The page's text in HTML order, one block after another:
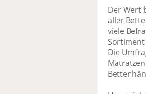
Der Wert
aller
viele
Die